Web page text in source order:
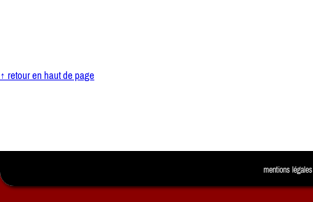
↑ retour en haut de page
mentions légales